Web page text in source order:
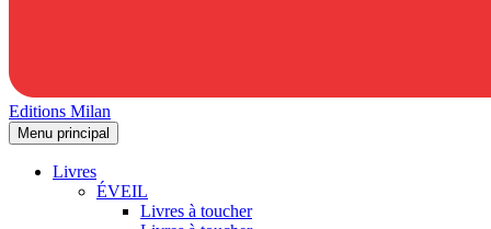
Editions Milan
Menu principal
Livres
ÉVEIL
Livres à toucher